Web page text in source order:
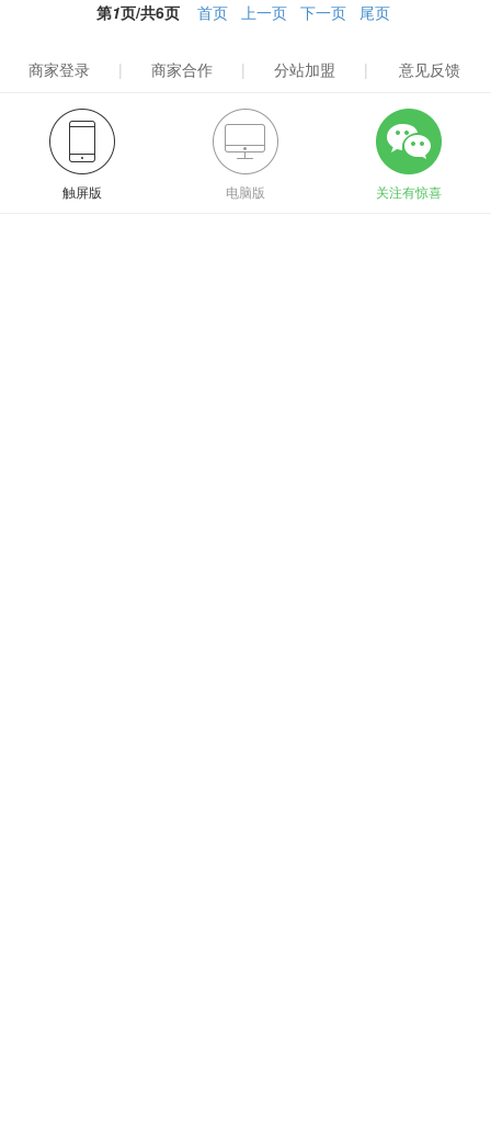
第1页/共6页 首页 上一页 下一页 尾页
商家登录 | 商家合作 | 分站加盟 | 意见反馈
触屏版 电脑版 关注有惊喜